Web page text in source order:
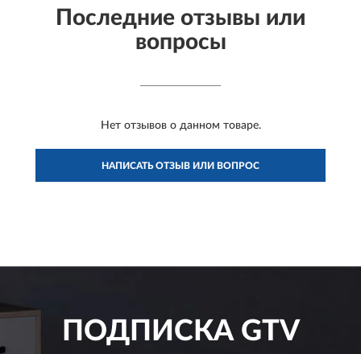
Последние отзывы или
вопросы
Нет отзывов о данном товаре.
НАПИСАТЬ ОТЗЫВ ИЛИ ВОПРОС
ПОДПИСКАGTV